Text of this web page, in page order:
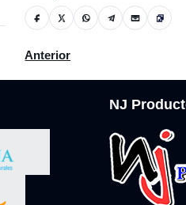
Artículo anterior:
Anterior
NJ